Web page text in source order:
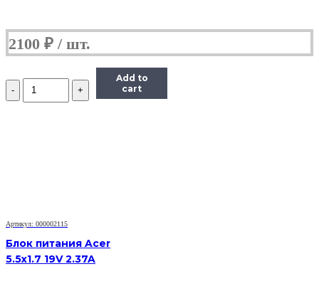
2100 ₽
Количество
Блок
Add to
cart
Артикул: 000002115
Блок питания Acer
5.5x1.7 19V 2.37A